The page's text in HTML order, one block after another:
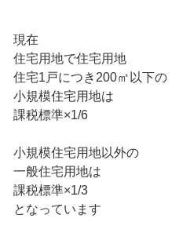
現在
住宅用地で住宅用地
住宅1戸につき200㎡以下の
小規模住宅用地は
課税標準×1/6
小規模住宅用地以外の
一般住宅用地は
課税標準×1/3
となっています